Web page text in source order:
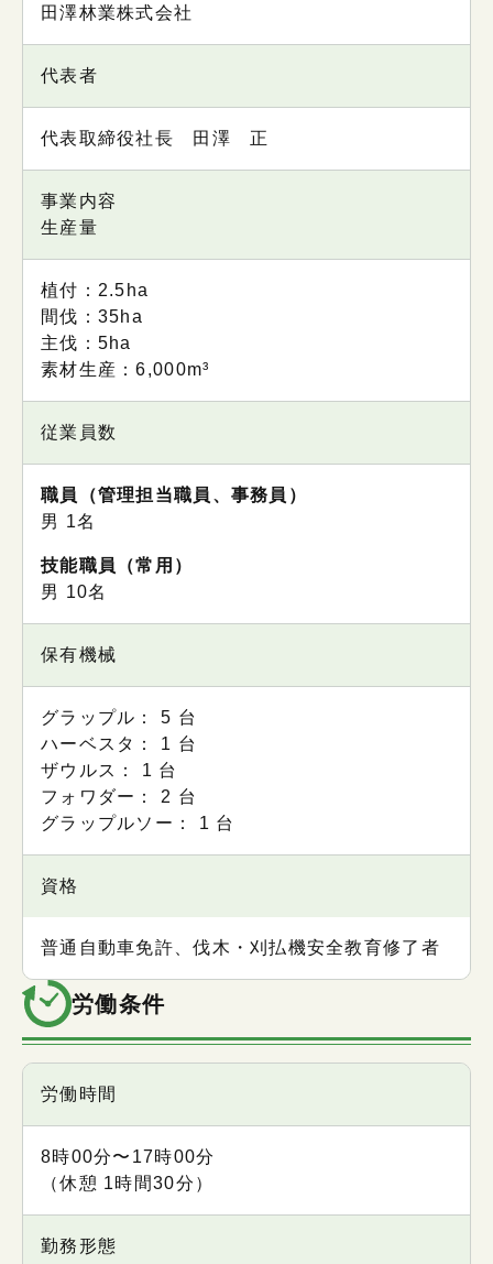
内容
田澤林業株式会社
代表者
代表取締役社長 田澤 正
事業内容
生産量
植付：2.5ha
間伐：35ha
主伐：5ha
素材生産：6,000m³
従業員数
職員（管理担当職員、事務員）
男 1名
技能職員（常用）
男 10名
保有機械
グラップル： 5 台
ハーベスタ： 1 台
ザウルス： 1 台
フォワダー： 2 台
グラップルソー： 1 台
資格
普通自動車免許、伐木・刈払機安全教育修了者
労働条件
項目
内容
労働時間
8時00分〜17時00分
（休憩 1時間30分）
勤務形態